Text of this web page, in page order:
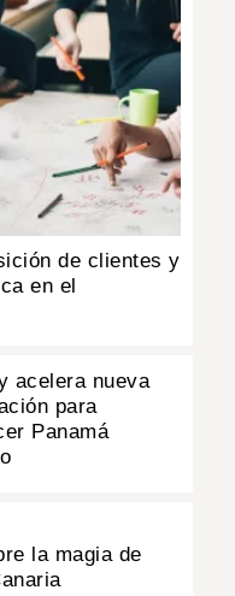
de clientes y
en el
acelera nueva
para
Panamá
la magia de